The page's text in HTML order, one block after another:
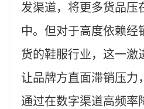
发渠道，将更多货品压
中。但对于高度依赖经
货的鞋服行业，这一激
让品牌方直面滞销压力
通过在数字渠道高频率